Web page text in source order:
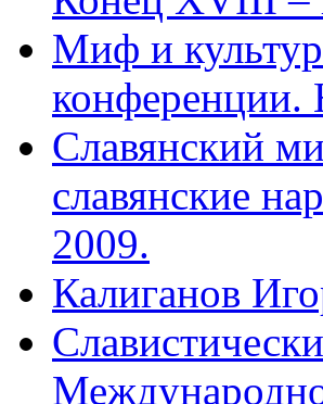
Миф и
конференции.
Славянский
славянские
2009.
Калиганов